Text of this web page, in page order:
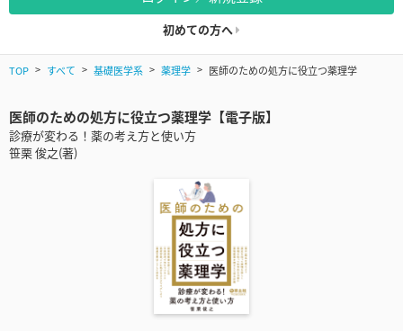
初めての方へ
TOP すべて 基礎医学系 薬理学 医師のための処方に役立つ薬理学
医師のための処方に役立つ薬理学【電子版】
診療が変わる！薬の考え方と使い方
笹栗 俊之(著)